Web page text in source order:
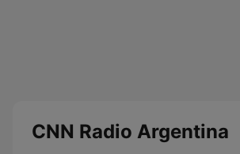
CNN Radio Argentina